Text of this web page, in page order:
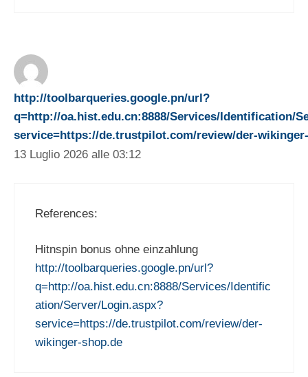
http://toolbarqueries.google.pn/url?
q=http://oa.hist.edu.cn:8888/Services/Identification/
service=https://de.trustpilot.com/review/der-
13 Luglio 2026 alle 03:12
References:
Hitnspin bonus ohne einzahlung
http://toolbarqueries.google.pn/url?
q=http://oa.hist.edu.cn:8888/Services/Identific
ation/Server/Login.aspx?
service=https://de.trustpilot.com/review/der-
wikinger-shop.de